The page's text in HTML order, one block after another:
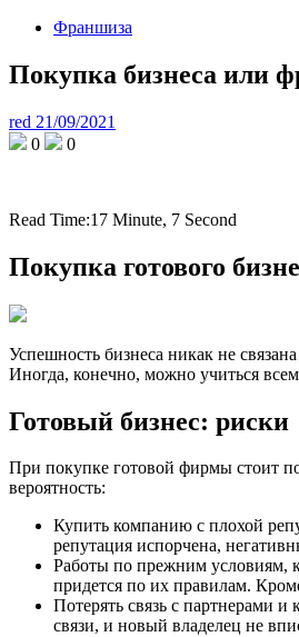
Франшиза
Покупка бизнеса или
red 21/09/2021
0
0
Read Time:17 Minute, 7 Second
Покупка готового
Успешность бизнеса никак не
Иногда, конечно, можно учиться
Готовый бизнес: риски
При покупке готовой фирмы стоит
вероятность:
Купить компанию с плохой
репутация испорчена,
Работы по прежним условиям,
придется по их правилам.
Потерять связь с партнерами
связи, и новый владелец не